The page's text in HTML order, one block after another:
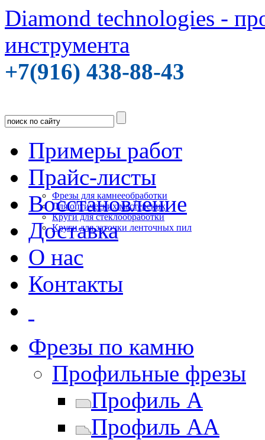
Diamond technologies -
инструмента
+7(916) 438-88-43
Примеры работ
Прайс-листы
Фрезы для камнееобработки
Для оптических мастерских
Круги для стеклообработки
Круги для заточки ленточных пил
Восстановление
Доставка
О нас
Контакты
Фрезы по камню
Профильные фрезы
Профиль A
Профиль AA